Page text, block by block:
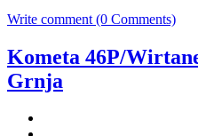
Write comment (0 Comments)
Kometa 46P/
Grnja